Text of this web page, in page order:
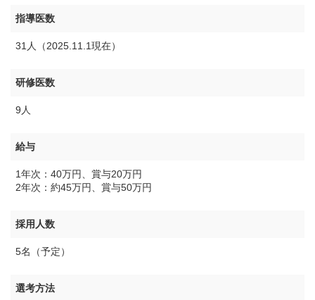
指導医数
31人（2025.11.1現在）
研修医数
9人
給与
1年次：40万円、賞与20万円
2年次：約45万円、賞与50万円
採用人数
5名（予定）
選考方法